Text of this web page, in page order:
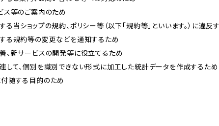
ス等のご案内のため
る当ショップの規約、ポリシー等（以下「規約等」といいます。）に違
する規約等の変更などを通知するため
善、新サービスの開発等に役立てるため
連して、個別を識別できない形式に加工した統計データを作成するため
付随する目的のため